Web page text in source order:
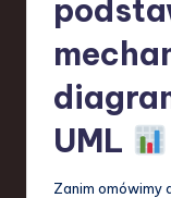
UML
Zanim omówimy